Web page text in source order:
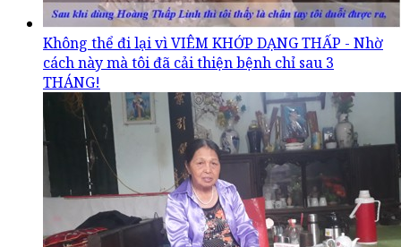
Không thể đi lại vì VIÊM KHỚP DẠNG THẤP - Nhờ
cách này mà tôi đã cải thiện bệnh chỉ sau 3
THÁNG!